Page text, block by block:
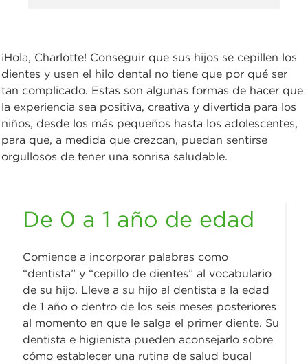
¡Hola, Charlotte! Conseguir que sus hijos se cepillen los
dientes y usen el hilo dental no tiene que por qué ser
tan complicado. Estas son algunas formas de hacer que
la experiencia sea positiva, creativa y divertida para los
niños, desde los más pequeños hasta los adolescentes,
para que, a medida que crezcan, puedan sentirse
orgullosos de tener una sonrisa saludable.
De 0 a 1 año de edad
Comience a incorporar palabras como
“dentista” y “cepillo de dientes” al vocabulario
de su hijo. Lleve a su hijo al dentista a la edad
de 1 año o dentro de los seis meses posteriores
al momento en que le salga el primer diente. Su
dentista e higienista pueden aconsejarlo sobre
cómo establecer una rutina de salud bucal